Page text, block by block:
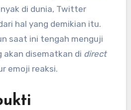
di dunia, Twitter
hal yang demikian itu.
saat ini tengah menguji
akan disematkan di direct
emoji reaksi.